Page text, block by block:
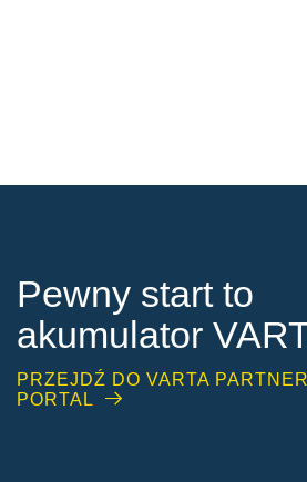
Pewny start to
akumulator
PRZEJDŹ DO VARTA PARTNER
PORTAL